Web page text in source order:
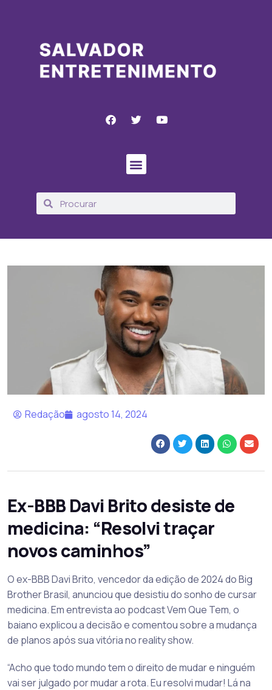
Redação agosto 14, 2024
Ex-BBB Davi Brito desiste de
medicina: “Resolvi traçar
novos caminhos”
O ex-BBB Davi Brito, vencedor da edição de 2024 do Big
Brother Brasil, anunciou que desistiu do sonho de cursar
medicina. Em entrevista ao podcast Vem Que Tem, o
baiano explicou a decisão e comentou sobre a mudança
de planos após sua vitória no reality show.
“Acho que todo mundo tem o direito de mudar e ninguém
vai ser julgado por mudar a rota. Eu resolvi mudar! Lá na